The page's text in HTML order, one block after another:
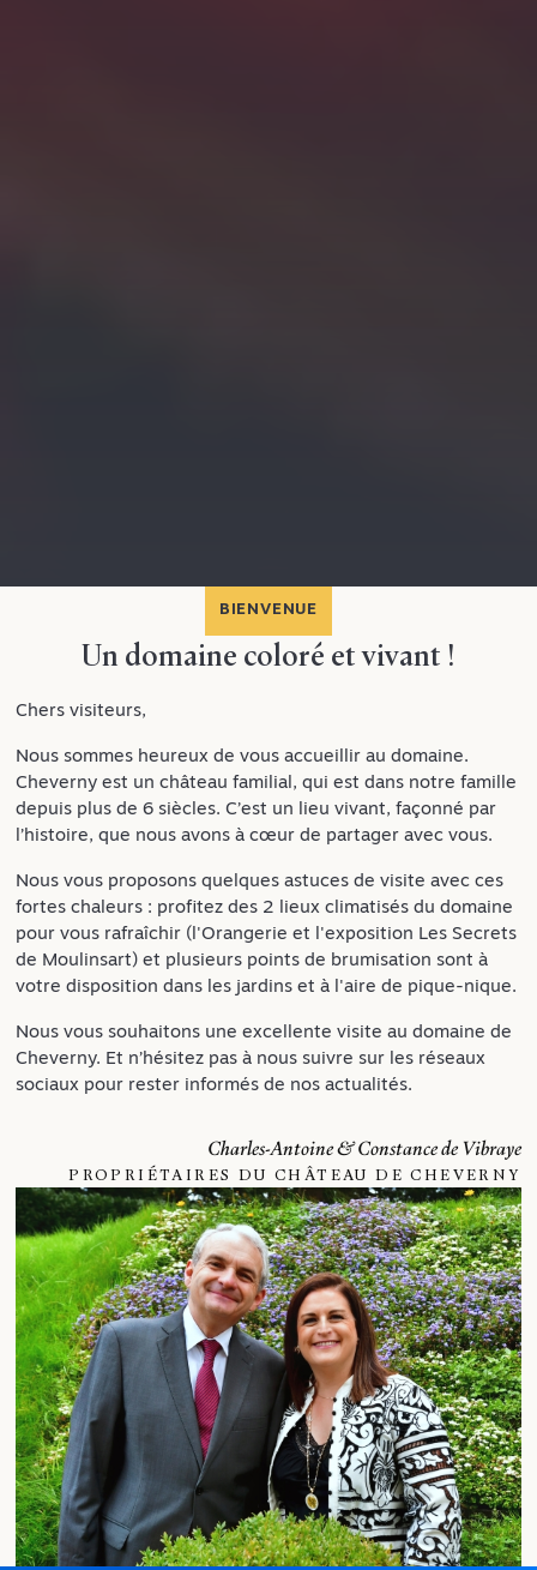
BIENVENUE
Un domaine coloré et vivant !
Chers visiteurs,
Nous sommes heureux de vous accueillir au domaine.
Cheverny est un château familial, qui est dans notre famille
depuis plus de 6 siècles. C’est un lieu vivant, façonné par
l’histoire, que nous avons à cœur de partager avec vous.
Nous vous proposons quelques astuces de visite avec ces
fortes chaleurs : profitez des 2 lieux climatisés du domaine
pour vous rafraîchir (l'Orangerie et l'exposition Les Secrets
de Moulinsart) et plusieurs points de brumisation sont à
votre disposition dans les jardins et à l'aire de pique-nique.
Nous vous souhaitons une excellente visite au domaine de
Cheverny. Et n’hésitez pas à nous suivre sur les réseaux
sociaux pour rester informés de nos actualités.
Charles-Antoine & Constance de Vibraye
PROPRIÉTAIRES DU CHÂTEAU DE CHEVERNY